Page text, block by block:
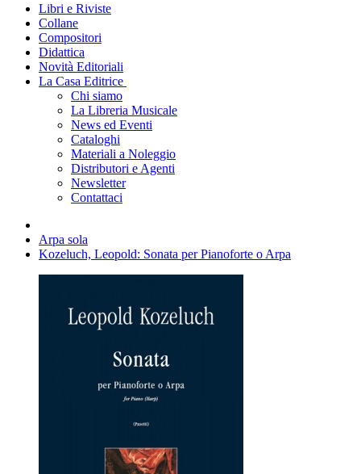
Libri e Riviste
Collane
Compositori
Didattica
Novità Editoriali
La Casa Editrice
Chi siamo
La Libreria Musicale
News ed Eventi
Cataloghi
Materiali a Noleggio
Distributori e Agenti
Newsletter
Contattaci
Arpa sola
Kozeluch, Leopold: Sonata per Pianoforte o Arpa